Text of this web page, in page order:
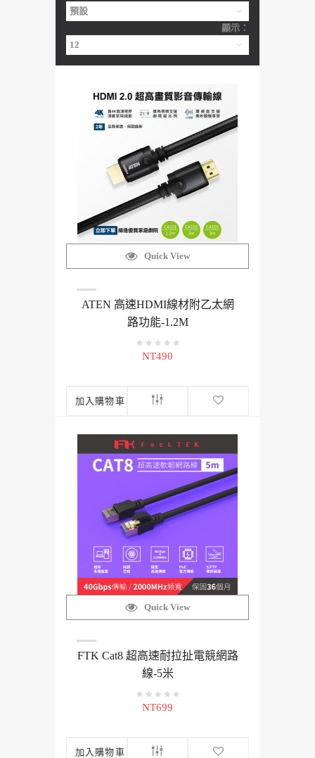
顯示：
Quick View
ATEN 高速HDMI線材附乙太網
路功能-1.2M
NT490
加入購物車
Quick View
FTK Cat8 超高速耐拉扯電競網路
線-5米
NT699
加入購物車